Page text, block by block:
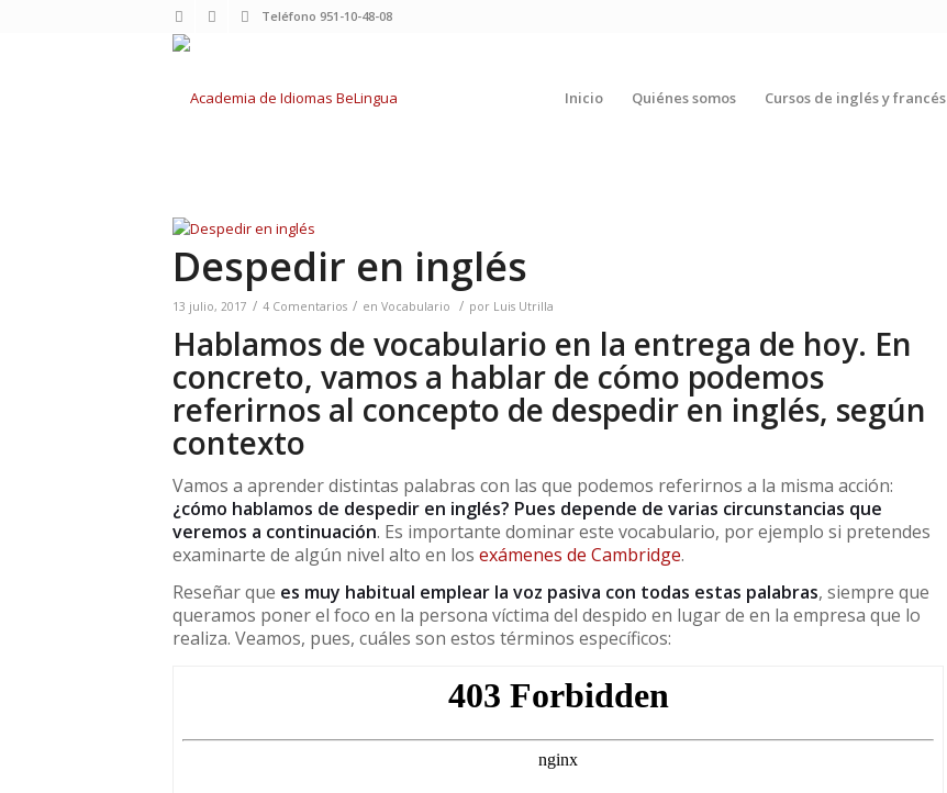
Teléfono 951-10-48-08
Inicio Quiénes somos Cursos de inglés y francés
Despedir en inglés
13 julio, 2017 / 4 Comentarios / en Vocabulario / por Luis Utrilla
Hablamos de vocabulario en la entrega de hoy. En
concreto, vamos a hablar de cómo podemos
referirnos al concepto de despedir en inglés, según
contexto
Vamos a aprender distintas palabras con las que podemos referirnos a la misma acción:
¿cómo hablamos de despedir en inglés? Pues depende de varias circunstancias que
veremos a continuación. Es importante dominar este vocabulario, por ejemplo si pretendes
examinarte de algún nivel alto en los exámenes de Cambridge.
Reseñar que es muy habitual emplear la voz pasiva con todas estas palabras, siempre que
queramos poner el foco en la persona víctima del despido en lugar de en la empresa que lo
realiza. Veamos, pues, cuáles son estos términos específicos: